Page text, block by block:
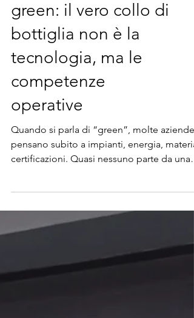
Digitalizzazione
green: il vero collo di
bottiglia non è la
tecnologia, ma le
competenze
operative
Quando si parla di “green”, molte aziende
pensano subito a impianti, energia,
strumenti digitali, il cambiamento che il
green richiede. E qui entra in gioco la
“digitalizzazione green”: non come moda,
ma come insieme di competenze pratiche
per rendere i progetti ambientali